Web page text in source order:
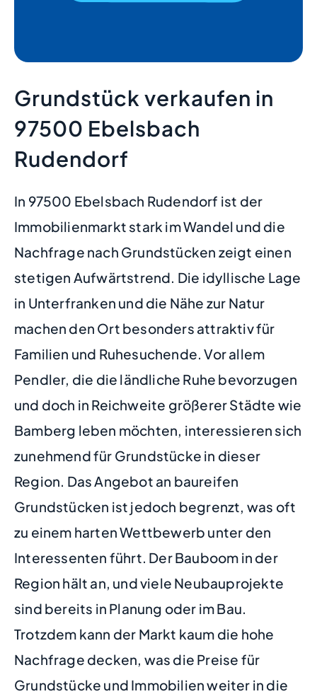
Grundstück verkaufen in
97500 Ebelsbach
Rudendorf
In 97500 Ebelsbach Rudendorf ist der
Immobilienmarkt stark im Wandel und die
Nachfrage nach Grundstücken zeigt einen
stetigen Aufwärtstrend. Die idyllische Lage
in Unterfranken und die Nähe zur Natur
machen den Ort besonders attraktiv für
Familien und Ruhesuchende. Vor allem
Pendler, die die ländliche Ruhe bevorzugen
und doch in Reichweite größerer Städte wie
Bamberg leben möchten, interessieren sich
zunehmend für Grundstücke in dieser
Region. Das Angebot an baureifen
Grundstücken ist jedoch begrenzt, was oft
zu einem harten Wettbewerb unter den
Interessenten führt. Der Bauboom in der
Region hält an, und viele Neubauprojekte
sind bereits in Planung oder im Bau.
Trotzdem kann der Markt kaum die hohe
Nachfrage decken, was die Preise für
Grundstücke und Immobilien weiter in die